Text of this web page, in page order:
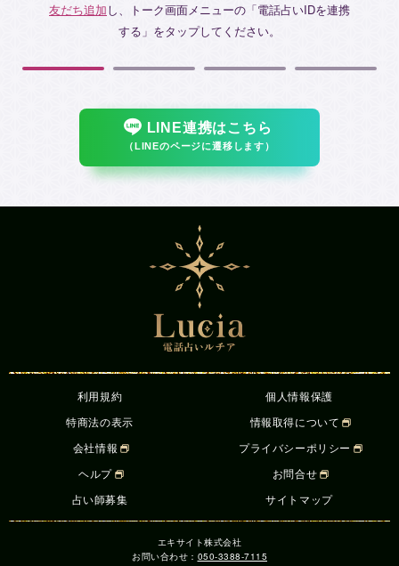
友だち追加し、トーク画面メニューの「電話占いIDを連携
する」をタップしてください。
LINE連携はこちら
（LINEのページに遷移します）
利用規約
個人情報保護
特商法の表示
情報取得について
会社情報
プライバシーポリシー
ヘルプ
お問合せ
占い師募集
サイトマップ
エキサイト株式会社
お問い合わせ： 050-3388-7115